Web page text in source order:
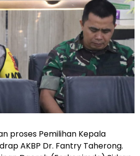
proses Pemilihan Kepala
AKBP Dr. Fantry Taherong.